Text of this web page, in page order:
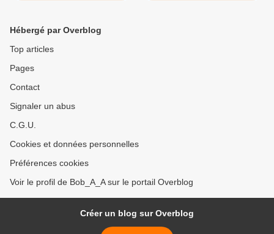
Hébergé par Overblog
Top articles
Pages
Contact
Signaler un abus
C.G.U.
Cookies et données personnelles
Préférences cookies
Voir le profil de Bob_A_A sur le portail Overblog
Créer un blog sur Overblog